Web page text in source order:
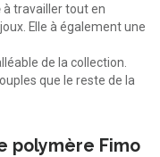
à travailler tout en
Elle à également une
de la collection.
que le reste de la
polymère Fimo